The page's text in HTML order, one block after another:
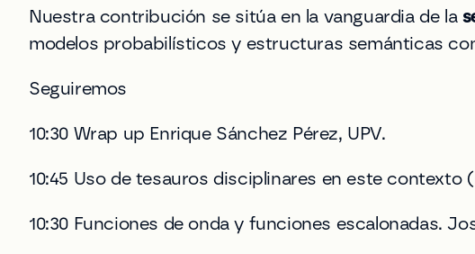
Nuestra contribución se sitúa en la vanguardia de la
modelos probabilísticos y estructuras semánticas
Seguiremos
10:30 Wrap up Enrique Sánchez Pérez, UPV.
10:45 Uso de tesauros disciplinares en este contexto
10:30 Funciones de onda y funciones escalonadas.